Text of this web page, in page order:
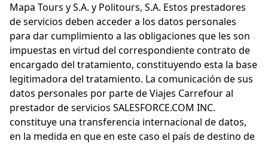
Mapa Tours y S.A. y Politours, S.A. Estos prestadores
de servicios deben acceder a los datos personales
para dar cumplimiento a las obligaciones que les son
impuestas en virtud del correspondiente contrato de
encargado del tratamiento, constituyendo esta la base
legitimadora del tratamiento. La comunicación de sus
datos personales por parte de Viajes Carrefour al
prestador de servicios SALESFORCE.COM INC.
constituye una transferencia internacional de datos,
en la medida en que en este caso el país de destino de